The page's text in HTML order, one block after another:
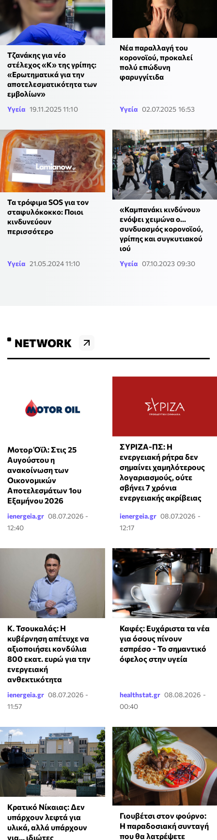
Τζανάκης για νέο
στέλεχος «Κ» της γρίπης:
«Ερωτηματικά για την
αποτελεσματικότητα των
εμβολίων»
Υγεία 19.11.2025 11:10
Νέα παραλλαγή του
κορονοϊού, προκαλεί
πολύ επώδυνη
φαρυγγίτιδα
Υγεία 02.07.2025 16:53
Τα τρόφιμα SOS για τον
σταφυλόκοκκο: Ποιοι
κινδυνεύουν
περισσότερο
Υγεία 21.05.2024 11:10
«Καμπανάκι κινδύνου»
ενόψει χειμώνα ο...
συνδυασμός κορονοϊού,
γρίπης και συγκυτιακού
ιού
Υγεία 07.10.2023 09:30
NETWORK
Μοτορ Όϊλ: Στις 25
Αυγούστου η
ανακοίνωση των
Οικονομικών
Αποτελεσμάτων 1ου
Εξαμήνου 2026
ienergeia.gr 08.07.2026 -
12:40
ΣΥΡΙΖΑ-ΠΣ: Η
ενεργειακή ρήτρα δεν
σημαίνει χαμηλότερους
λογαριασμούς, ούτε
σβήνει 7 χρόνια
ενεργειακής ακρίβειας
ienergeia.gr 08.07.2026 -
12:17
Κ. Τσουκαλάς: Η
κυβέρνηση απέτυχε να
αξιοποιήσει κονδύλια
800 εκατ. ευρώ για την
ενεργειακή
ανθεκτικότητα
ienergeia.gr 08.07.2026 -
11:57
Καφές: Ευχάριστα τα νέα
για όσους πίνουν
εσπρέσο - Το σημαντικό
όφελος στην υγεία
healthstat.gr 08.08.2026 -
00:40
Κρατικό Νίκαιας: Δεν
υπάρχουν λεφτά για
υλικά, αλλά υπάρχουν
για... ιδιώτες
Γιουβέτσι στον φούρνο:
Η παραδοσιακή συνταγή
που θα λατρέψετε